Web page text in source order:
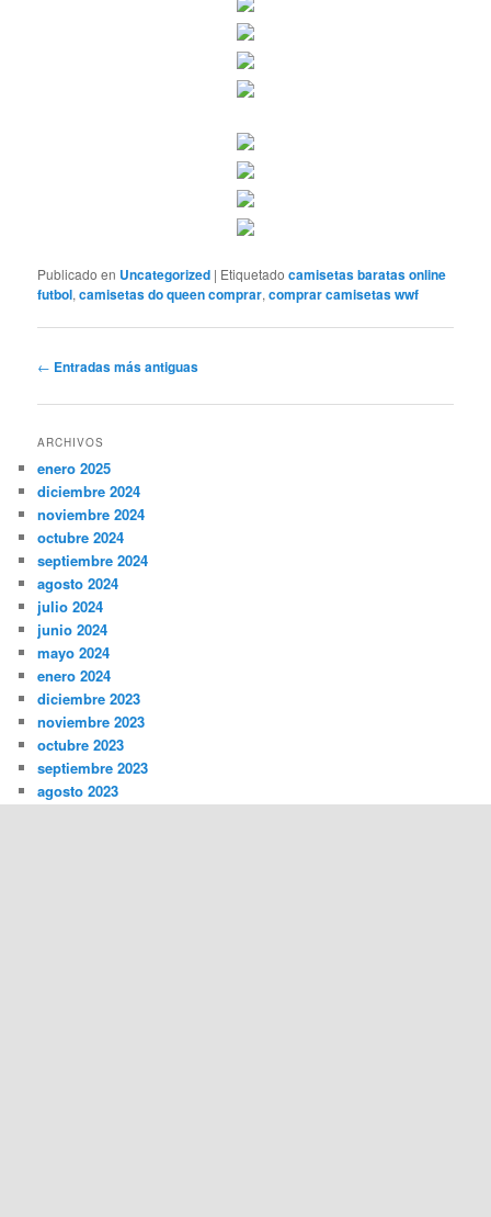
Publicado en Uncategorized | Etiquetado camisetas baratas online
futbol,camisetas do queen comprar,comprar camisetas wwf
Navegación
entradas
← Entradas más antiguas
ARCHIVOS
enero 2025
diciembre 2024
noviembre 2024
octubre 2024
septiembre 2024
agosto 2024
julio 2024
junio 2024
mayo 2024
enero 2024
diciembre 2023
noviembre 2023
octubre 2023
septiembre 2023
agosto 2023